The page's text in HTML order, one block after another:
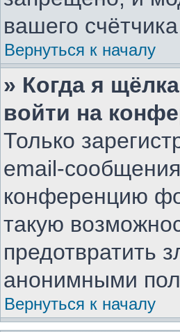
вашего
Вернуться к началу
» Когда я
войти на
Только
email-
конференцию
такую
предотвратить
анонимными
Вернуться к началу